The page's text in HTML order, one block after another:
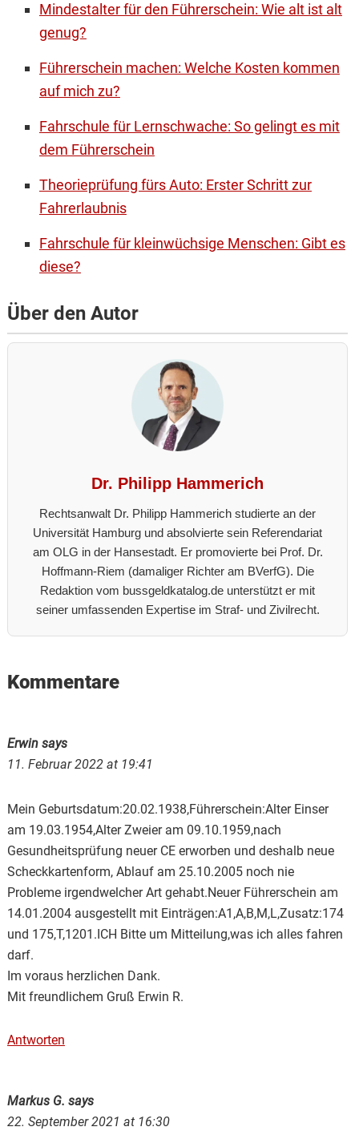
Mindestalter für den Führerschein: Wie alt ist alt
genug?
Führerschein machen: Welche Kosten kommen
auf mich zu?
Fahrschule für Lernschwache: So gelingt es mit
dem Führerschein
Theorieprüfung fürs Auto: Erster Schritt zur
Fahrerlaubnis
Fahrschule für kleinwüchsige Menschen: Gibt es
diese?
Über den Autor
Dr. Philipp Hammerich
Rechtsanwalt Dr. Philipp Hammerich studierte an der
Universität Hamburg und absolvierte sein Referendariat
am OLG in der Hansestadt. Er promovierte bei Prof. Dr.
Hoffmann-Riem (damaliger Richter am BVerfG). Die
Redaktion vom bussgeldkatalog.de unterstützt er mit
seiner umfassenden Expertise im Straf- und Zivilrecht.
Reader
Kommentare
Erwin says
11. Februar 2022 at 19:41
Mein Geburtsdatum:20.02.1938,Führerschein:Alter Einser
am 19.03.1954,Alter Zweier am 09.10.1959,nach
Gesundheitsprüfung neuer CE erworben und deshalb neue
Scheckkartenform, Ablauf am 25.10.2005 noch nie
Probleme irgendwelcher Art gehabt.Neuer Führerschein am
14.01.2004 ausgestellt mit Einträgen:A1,A,B,M,L,Zusatz:174
und 175,T,1201.ICH Bitte um Mitteilung,was ich alles fahren
darf.
Im voraus herzlichen Dank.
Mit freundlichem Gruß Erwin R.
Antworten
Markus G. says
22. September 2021 at 16:30